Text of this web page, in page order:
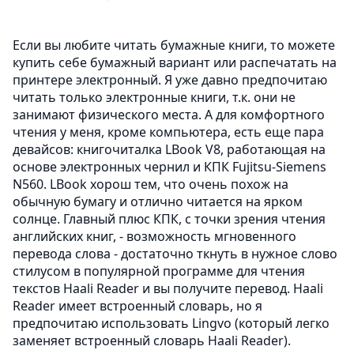
Если вы любите читать бумажные книги, то можете
купить себе бумажный вариант или распечатать на
принтере электронный. Я уже давно предпочитаю
читать только электронные книги, т.к. они не
занимают физического места. А для комфортного
чтения у меня, кроме компьютера, есть еще пара
девайсов: книгочиталка LBook V8, работающая на
основе электронных чернил и КПК Fujitsu-Siemens
N560. LBook хорош тем, что очень похож на
обычную бумагу и отлично читается на ярком
солнце. Главный плюс КПК, с точки зрения чтения
английских книг, - возможность мгновенного
перевода слова - достаточно ткнуть в нужное слово
стилусом в популярной программе для чтения
текстов Haali Reader и вы получите перевод. Haali
Reader имеет встроенный словарь, но я
предпочитаю использовать Lingvo (который легко
заменяет встроенный словарь Haali Reader).